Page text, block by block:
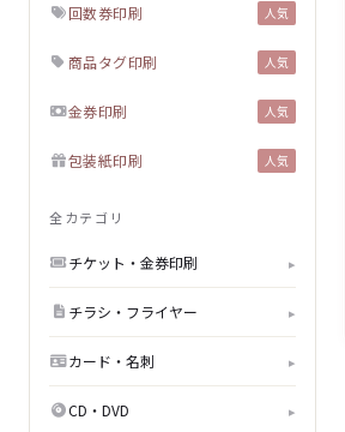
回数券印刷 人気
商品タグ印刷 人気
金券印刷 人気
包装紙印刷 人気
全カテゴリ
チケット・金券印刷 ▸
チラシ・フライヤー ▸
カード・名刺 ▸
CD・DVD ▸